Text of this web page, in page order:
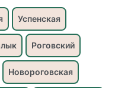
Успенская
Роговский
Новороговская